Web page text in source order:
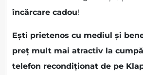
încărcare cadou!
Ești prietenos cu mediul și
preț mult mai atractiv la
telefon recondiționat de pe